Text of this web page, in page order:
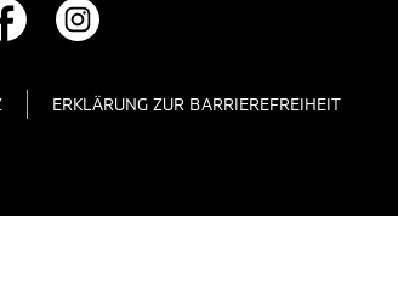
ERKLÄRUNG ZUR BARRIEREFREIHEIT